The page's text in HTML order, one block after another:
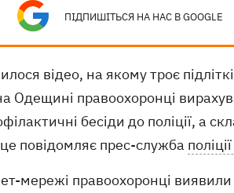
ПІДПИШІТЬСЯ НА НАС В GOOGLE
відео, на якому троє
Одещині правоохоронці
бесіди до поліції, а
повідомляє прес-служба
мережі правоохоронці